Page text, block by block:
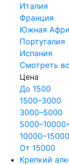
Италия
Франция
Южная
Португалия
Испания
Смотреть
Цена
До 1500
1500–3000
3000–5000
10000–15000
От 15000
Крепкий